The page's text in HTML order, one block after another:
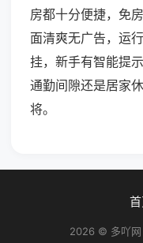
房都十分便捷，免
面清爽无广告，运
挂，新手有智能提
通勤间隙还是居家
将。
2026 © 多吖网